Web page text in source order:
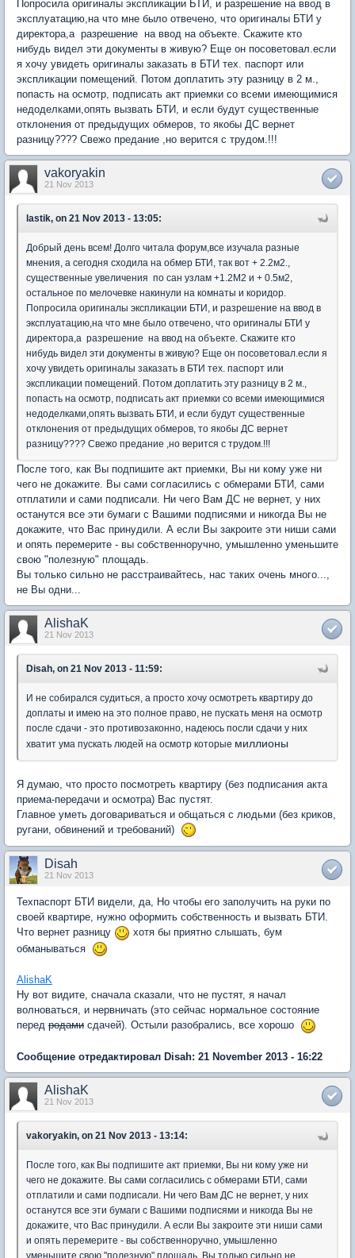
Попросила оригиналы экспликации БТИ, и разрешение на ввод в
эксплуатацию,на что мне было отвечено, что оригиналы БТИ у
директора,а разрешение на ввод на объекте. Скажите кто
нибудь видел эти документы в живую? Еще он посоветовал.если
я хочу увидеть оригиналы заказать в БТИ тех. паспорт или
экспликации помещений. Потом доплатить эту разницу в 2 м.,
попасть на осмотр, подписать акт приемки со всеми имеющимися
недоделками,опять вызвать БТИ, и если будут существенные
отклонения от предыдущих обмеров, то якобы ДС вернет
разницу???? Свежо предание ,но верится с трудом.!!!
vakoryakin
21 Nov 2013
lastik, on 21 Nov 2013 - 13:05:
Добрый день всем! Долго читала форум,все изучала разные
мнения, а сегодня сходила на обмер БТИ, так вот + 2.2м2.,
существенные увеличения по сан узлам +1.2М2 и + 0.5м2,
остальное по мелочевке накинули на комнаты и коридор.
Попросила оригиналы экспликации БТИ, и разрешение на ввод в
эксплуатацию,на что мне было отвечено, что оригиналы БТИ у
директора,а разрешение на ввод на объекте. Скажите кто
нибудь видел эти документы в живую? Еще он посоветовал.если я
хочу увидеть оригиналы заказать в БТИ тех. паспорт или
экспликации помещений. Потом доплатить эту разницу в 2 м.,
попасть на осмотр, подписать акт приемки со всеми имеющимися
недоделками,опять вызвать БТИ, и если будут существенные
отклонения от предыдущих обмеров, то якобы ДС вернет
разницу???? Свежо предание ,но верится с трудом.!!!
После того, как Вы подпишите акт приемки, Вы ни кому уже ни
чего не докажите. Вы сами согласились с обмерами БТИ, сами
отплатили и сами подписали. Ни чего Вам ДС не вернет, у них
останутся все эти бумаги с Вашими подписями и никогда Вы не
докажите, что Вас принудили. А если Вы закроите эти ниши сами
и опять перемерите - вы собственноручно, умышленно уменьшите
свою "полезную" площадь.
Вы только сильно не расстраивайтесь, нас таких очень много...,
не Вы одни...
AlishaK
21 Nov 2013
Disah, on 21 Nov 2013 - 11:59:
И не собирался судиться, а просто хочу осмотреть квартиру до
доплаты и имею на это полное право, не пускать меня на осмотр
после сдачи - это противозаконно, надеюсь посли сдачи у них
хватит ума пускать людей на осмотр которые миллионы
Я думаю, что просто посмотреть квартиру (без подписания акта
приема-передачи и осмотра) Вас пустят.
Главное уметь договариваться и общаться с людьми (без криков,
ругани, обвинений и требований)
Disah
21 Nov 2013
Техпаспорт БТИ видели, да, Но чтобы его заполучить на руки по
своей квартире, нужно оформить собственность и вызвать БТИ.
Что вернет разницу
хотя бы приятно слышать, бум
обманываться
AlishaK
Ну вот видите, сначала сказали, что не пустят, я начал
волноваться, и нервничать (это сейчас нормальное состояние
перед родами сдачей). Остыли разобрались, все хорошо
Сообщение отредактировал Disah: 21 November 2013 - 16:22
AlishaK
21 Nov 2013
vakoryakin, on 21 Nov 2013 - 13:14:
После того, как Вы подпишите акт приемки, Вы ни кому уже ни
чего не докажите. Вы сами согласились с обмерами БТИ, сами
отплатили и сами подписали. Ни чего Вам ДС не вернет, у них
останутся все эти бумаги с Вашими подписями и никогда Вы не
докажите, что Вас принудили. А если Вы закроите эти ниши сами
и опять перемерите - вы собственноручно, умышленно
уменьшите свою "полезную" площадь. Вы только сильно не